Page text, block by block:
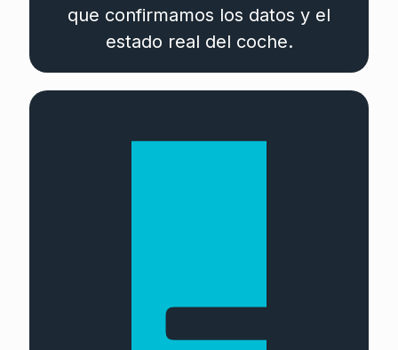
que confirmamos los datos y el
estado real del coche.